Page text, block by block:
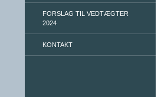
FORSLAG TIL VEDTÆGTER
2024
KONTAKT